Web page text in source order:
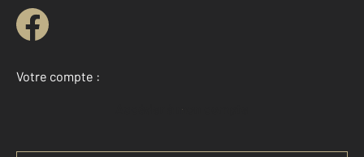
Votre compte :
Accéder à mon compte